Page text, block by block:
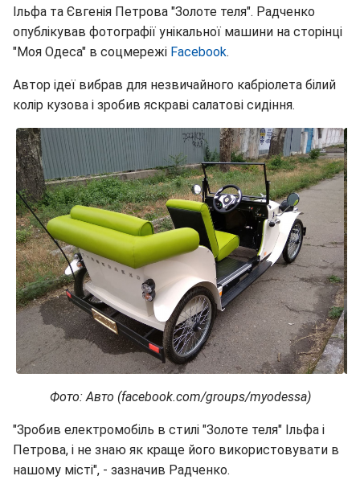
Ільфа та Євгенія Петрова "Золоте теля". Радченко
опублікував фотографії унікальної машини на сторінці
"Моя Одеса" в соцмережі Facebook.
Автор ідеї вибрав для незвичайного кабріолета білий
колір кузова і зробив яскраві салатові сидіння.
Фото: Авто (facebook.com/groups/myodessa)
"Зробив електромобіль в стилі "Золоте теля" Ільфа і
Петрова, і не знаю як краще його використовувати в
нашому місті", - зазначив Радченко.